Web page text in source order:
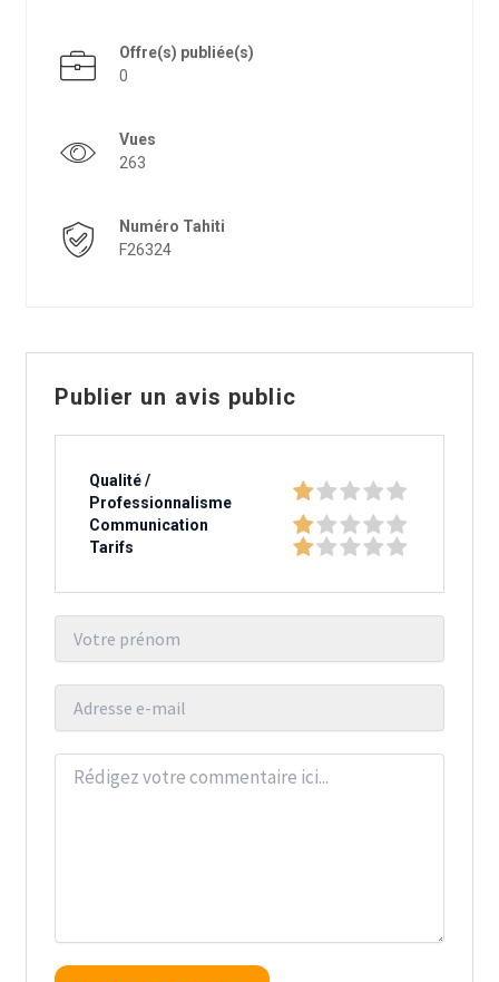
Offre(s) publiée(s)
0
Vues
263
Numéro Tahiti
F26324
Publier un avis public
Qualité /
Professionnalisme
Communication
Tarifs